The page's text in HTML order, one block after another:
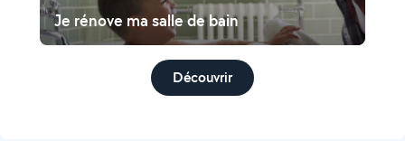
Je rénove ma salle de bain
Découvrir